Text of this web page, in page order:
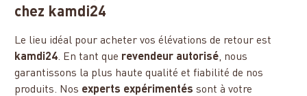
chez kamdi24
Le lieu idéal pour acheter vos élévations de retour est
kamdi24. En tant que revendeur autorisé, nous
garantissons la plus haute qualité et fiabilité de nos
produits. Nos experts expérimentés sont à votre